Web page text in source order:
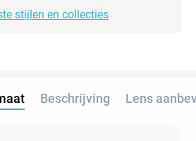
stijlen en collecties
Beschrijving Lens